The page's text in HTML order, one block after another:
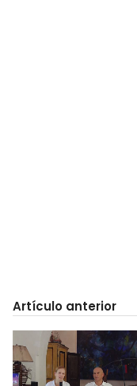
Artículo anterior